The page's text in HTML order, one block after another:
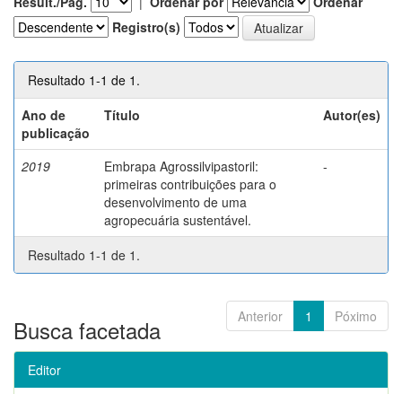
Registro(s)
Resultado 1-1 de 1.
Ano de
publicação
Título Autor(es)
2019
Embrapa Agrossilvipastoril:
primeiras contribuições para o
desenvolvimento de uma
agropecuária sustentável.
-
Resultado 1-1 de 1.
Anterior 1 Póximo
Busca facetada
Editor